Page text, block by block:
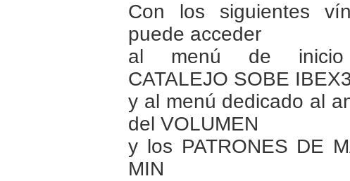
Con los siguientes
puede acceder
al menú de
CATALEJO SOBE
y al menú dedicado al
del VOLUMEN
y los PATRONES DE
MIN